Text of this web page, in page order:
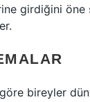
girdiğini öne
bireyler